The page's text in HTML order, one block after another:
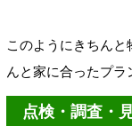
このようにきちん
んと家に合ったプラ
点検・調査・